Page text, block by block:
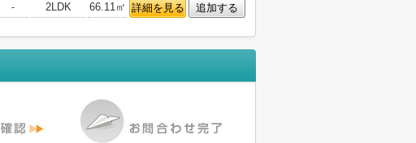
- 2LDK 66.11㎡ 詳細を見る 追加する